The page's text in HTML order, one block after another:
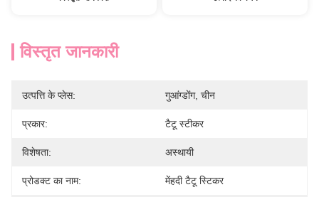
विस्तृत जानकारी
उत्पत्ति के प्लेस: गुआंग्डोंग, चीन
प्रकार: टैटू स्टीकर
विशेषता: अस्थायी
प्रोडक्ट का नाम: मेंहदी टैटू स्टिकर